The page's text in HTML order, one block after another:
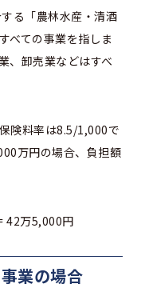
る「農林水産・清酒
べての事業を指しま
、卸売業などはすべ
険料率は8.5/1,000で
万円の場合、負担額
42万5,000円
業の場合